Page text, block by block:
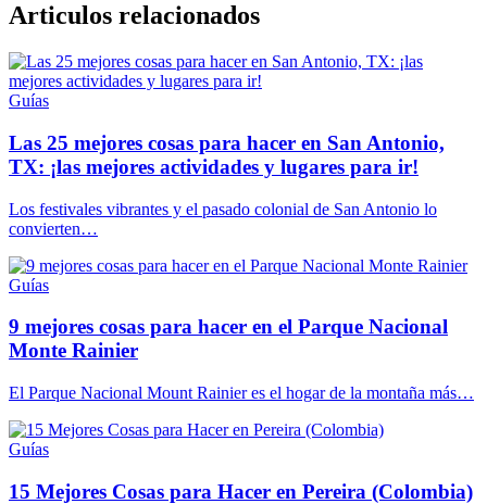
Articulos relacionados
Guías
Las 25 mejores cosas para hacer en San Antonio,
TX: ¡las mejores actividades y lugares para ir!
Los festivales vibrantes y el pasado colonial de San Antonio lo
convierten…
Guías
9 mejores cosas para hacer en el Parque Nacional
Monte Rainier
El Parque Nacional Mount Rainier es el hogar de la montaña más…
Guías
15 Mejores Cosas para Hacer en Pereira (Colombia)